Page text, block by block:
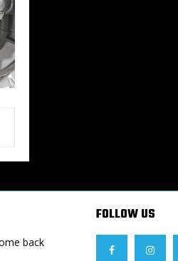
back
FOLLOW US